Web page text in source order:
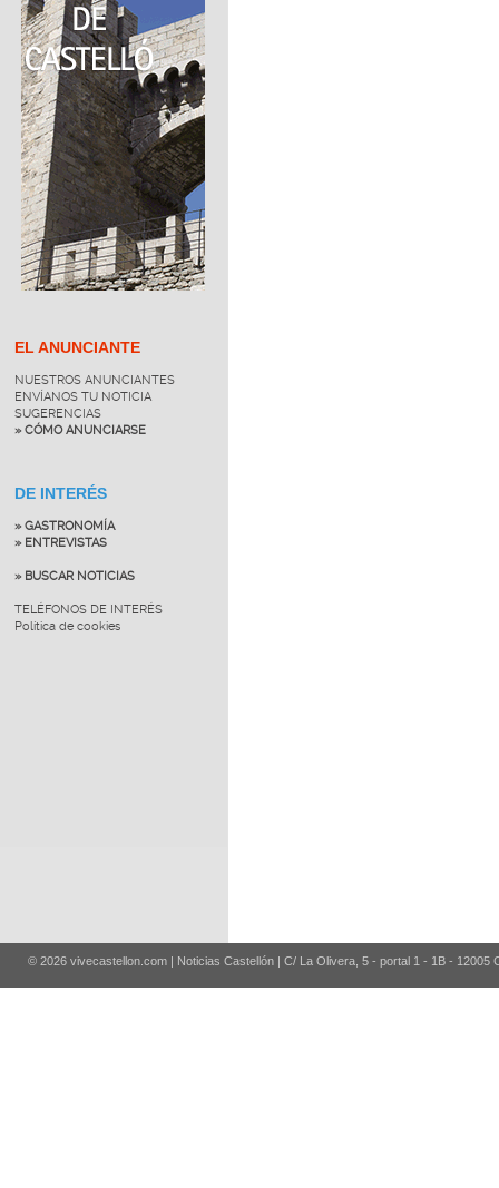
EL ANUNCIANTE
NUESTROS ANUNCIANTES
ENVÍANOS TU NOTICIA
SUGERENCIAS
» CÓMO ANUNCIARSE
DE INTERÉS
» GASTRONOMÍA
» ENTREVISTAS
» BUSCAR NOTICIAS
TELÉFONOS DE INTERÉS
Política de cookies
© 2026 vivecastellon.com | Noticias Castellón | C/ La Olivera, 5 - portal 1 - 1B - 12005